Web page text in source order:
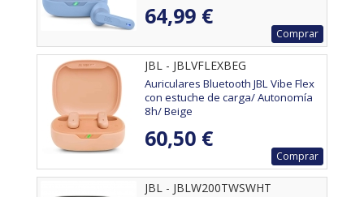
64,99 €
Comprar
JBL - JBLVFLEXBEG
Auriculares Bluetooth JBL Vibe Flex
con estuche de carga/ Autonomía
8h/ Beige
60,50 €
Comprar
JBL - JBLW200TWSWHT